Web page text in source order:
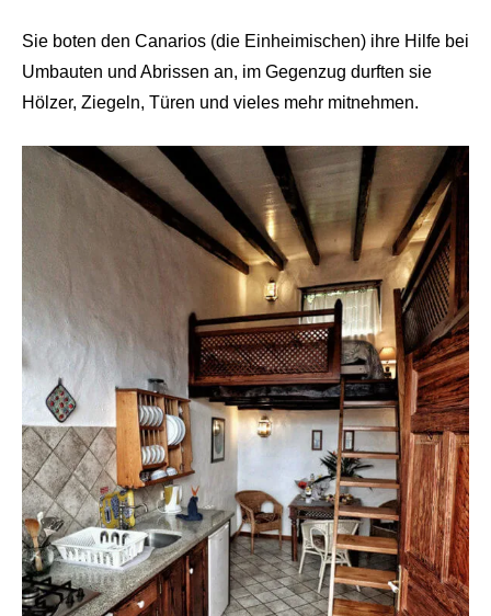
Sie boten den Canarios (die Einheimischen) ihre Hilfe bei
Umbauten und Abrissen an, im Gegenzug durften sie
Hölzer, Ziegeln, Türen und vieles mehr mitnehmen.